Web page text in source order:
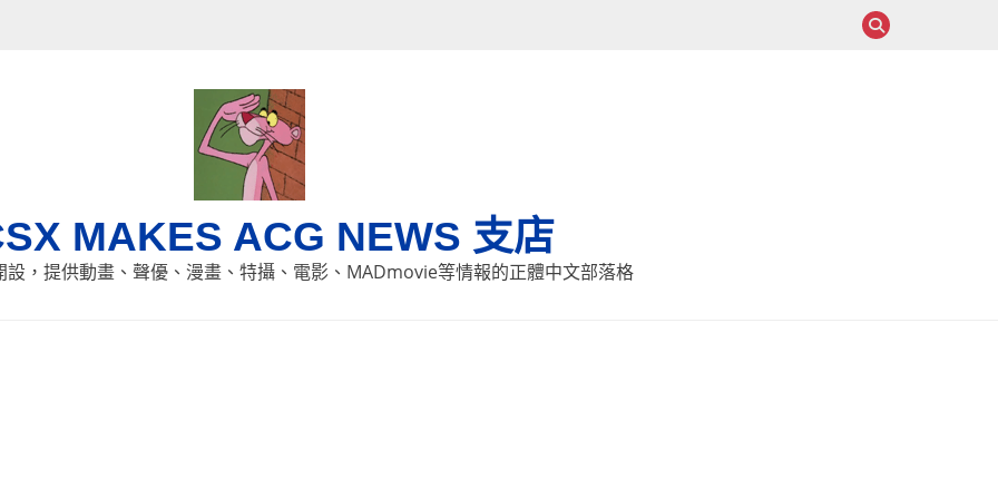
MAKES ACG NEWS 支店
設，提供動畫、聲優、漫畫、特攝、電影、MADmovie等情報的正體中文部落格